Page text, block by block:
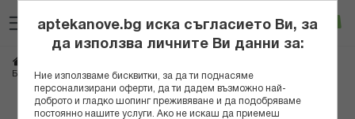
към
съдържанието
Вход
Б-МАКС ТАМПОНИ ЗА ГРИМИРАНЕ Х 2БР. 0503
Преминете
aptekanove.bg иска съгласието Ви, за
да използва личните Ви данни за:
Ние използваме бисквитки, за да ти поднасяме
персонализирани оферти, да ти дадем възможно най-
доброто и гладко шопинг преживяване и да подобряваме
постоянно нашите услуги. Ако не искаш да приемеш